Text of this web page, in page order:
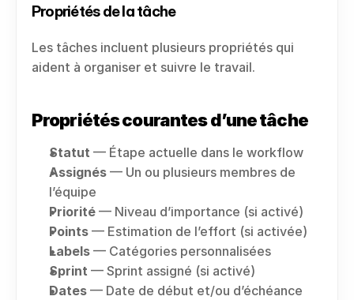
Propriétés de la tâche
Les tâches incluent plusieurs propriétés qui
aident à organiser et suivre le travail.
Propriétés courantes d’une tâche
Statut — Étape actuelle dans le workflow
Assignés — Un ou plusieurs membres de
l’équipe
Priorité — Niveau d’importance (si activé)
Points — Estimation de l’effort (si activée)
Labels — Catégories personnalisées
Sprint — Sprint assigné (si activé)
Dates — Date de début et/ou d’échéance